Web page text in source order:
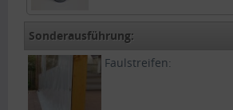
Sonderausführung:
Faulstreifen: